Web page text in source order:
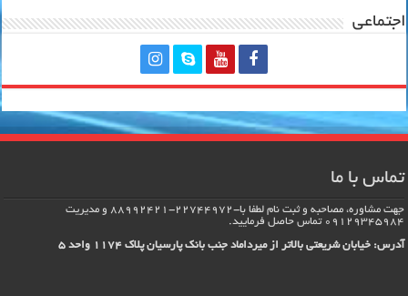
اجتماعی
تماس با ما
جهت مشاوره، مصاحبه و ثبت نام لطفا با-22744972-88992421 و مدیریت
09129345984 تماس حاصل فرماييد.
آدرس: خیابان شریعتی بالاتر از میرداماد جنب بانک پارسیان پلاک 1174 واحد 5